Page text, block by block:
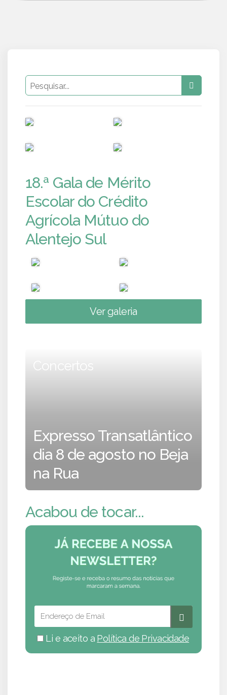
18.ª Gala de Mérito
Escolar do Crédito
Agrícola Mútuo do
Alentejo Sul
Ver galeria
Concertos
Expresso Transatlântico
dia 8 de agosto no Beja
na Rua
Acabou de tocar...
Li e aceito a Política de Privacidade